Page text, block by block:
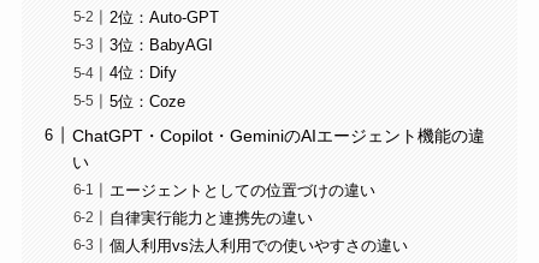
2位：Auto-GPT
3位：BabyAGI
4位：Dify
5位：Coze
ChatGPT・Copilot・GeminiのAIエージェント機能の違
い
エージェントとしての位置づけの違い
自律実行能力と連携先の違い
個人利用vs法人利用での使いやすさの違い